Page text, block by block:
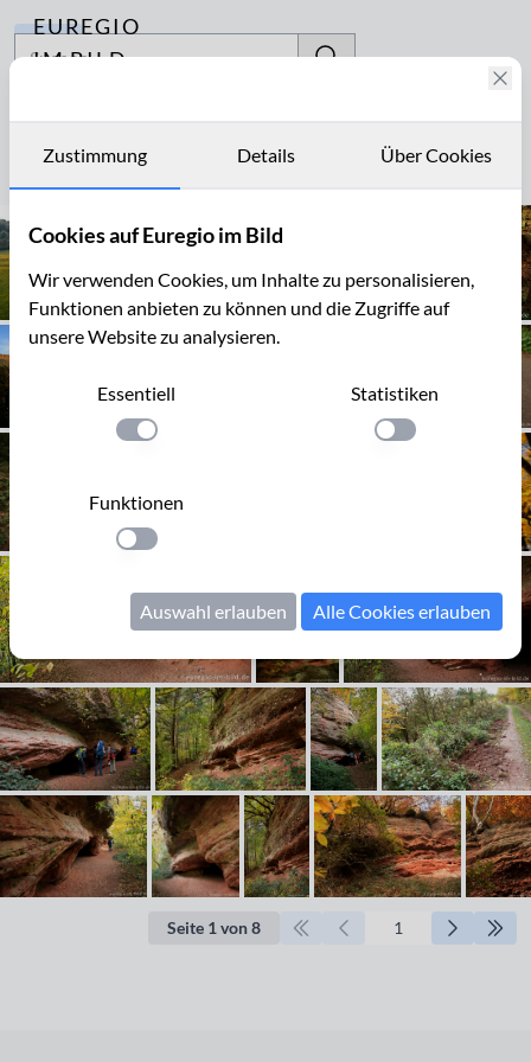
EUREGIO
IM BILD
Archiv
Kontakt
Archiv
Seite 1 von 8
Zustimmung Details Über Cookies
Cookies auf Euregio im Bild
Wir verwenden Cookies, um Inhalte zu personalisieren,
Funktionen anbieten zu können und die Zugriffe auf
unsere Website zu analysieren.
Essentiell
Einstellung anwenden
Statistiken
Einstellung
Funktionen
Einstellung anwenden
Auswahl erlauben Alle Cookies erlauben